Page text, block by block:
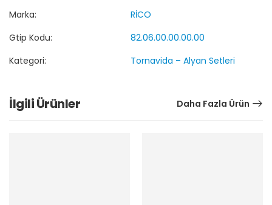
Marka:
RİCO
Gtip Kodu:
82.06.00.00.00.00
Kategori:
Tornavida – Alyan Setleri
İlgili Ürünler Daha Fazla Ürün